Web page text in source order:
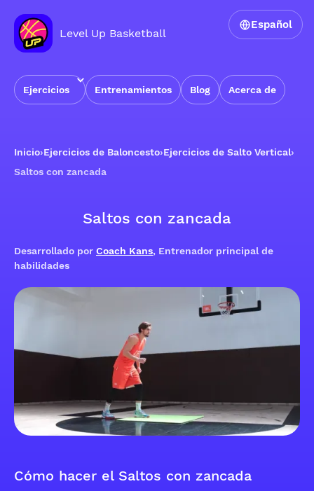
Level Up Basketball
Ejercicios Entrenamientos Blog Acerca de
Español
Inicio›Ejercicios de Baloncesto›Ejercicios de Salto Vertical›
Saltos con zancada
Saltos con zancada
Desarrollado por Coach Kans, Entrenador principal de
habilidades
Cómo hacer el Saltos con zancada